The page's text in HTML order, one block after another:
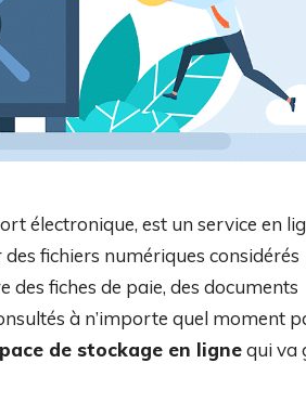
électronique, est un service en
fichiers numériques considérés
des fiches de paie, des documents
à n’importe quel moment
de stockage en lignequi va